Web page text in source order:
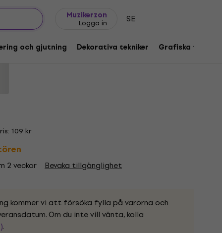
Muzikerzon
Logga in SE
och gjutning Dekorativa tekniker Grafiska tekniker
för barn Red 10 x 38 g
109 kr
2 veckor Bevaka tillgänglighet
kommer vi att försöka fylla på varorna och
Om du inte vill vänta, kolla
.